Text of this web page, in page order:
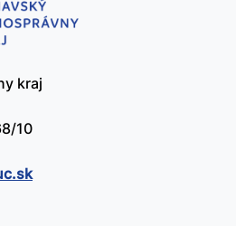
kraj
10